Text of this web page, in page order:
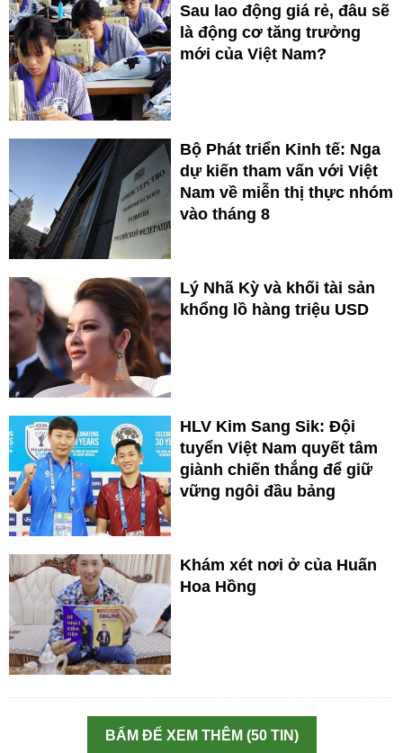
Sau lao động giá rẻ, đâu sẽ
là động cơ tăng trưởng
mới của Việt Nam?
Bộ Phát triển Kinh tế: Nga
dự kiến tham vấn với Việt
Nam về miễn thị thực nhóm
vào tháng 8
Lý Nhã Kỳ và khối tài sản
khổng lồ hàng triệu USD
HLV Kim Sang Sik: Đội
tuyển Việt Nam quyết tâm
giành chiến thắng để giữ
vững ngôi đầu bảng
Khám xét nơi ở của Huấn
Hoa Hồng
BẤM ĐỂ XEM THÊM (50 TIN)